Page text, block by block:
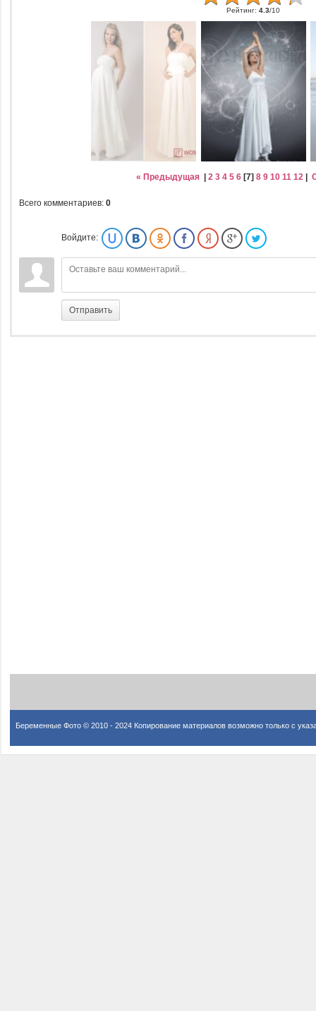
Рейтинг: 4.3/10
« Предыдущая 2 3 4 5 6 [7] 8 9 10 11 12
Всего комментариев: 0
Войдите:
Отправить
Беременные Фото © 2010 - 2024 Копирование материалов возможно только с